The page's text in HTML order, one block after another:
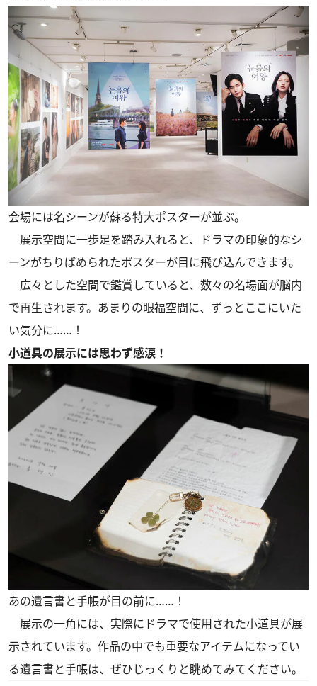
会場には名シーンが蘇る特大ポスターが並ぶ。
展示空間に一歩足を踏み入れると、ドラマの印象的なシ
ーンがちりばめられたポスターが目に飛び込んできます。
広々とした空間で鑑賞していると、数々の名場面が脳内
で再生されます。あまりの眼福空間に、ずっとここにいた
い気分に……！
小道具の展示には思わず感涙！
あの遺言書と手帳が目の前に……！
展示の一角には、実際にドラマで使用された小道具が展
示されています。作品の中でも重要なアイテムになってい
る遺言書と手帳は、ぜひじっくりと眺めてみてください。